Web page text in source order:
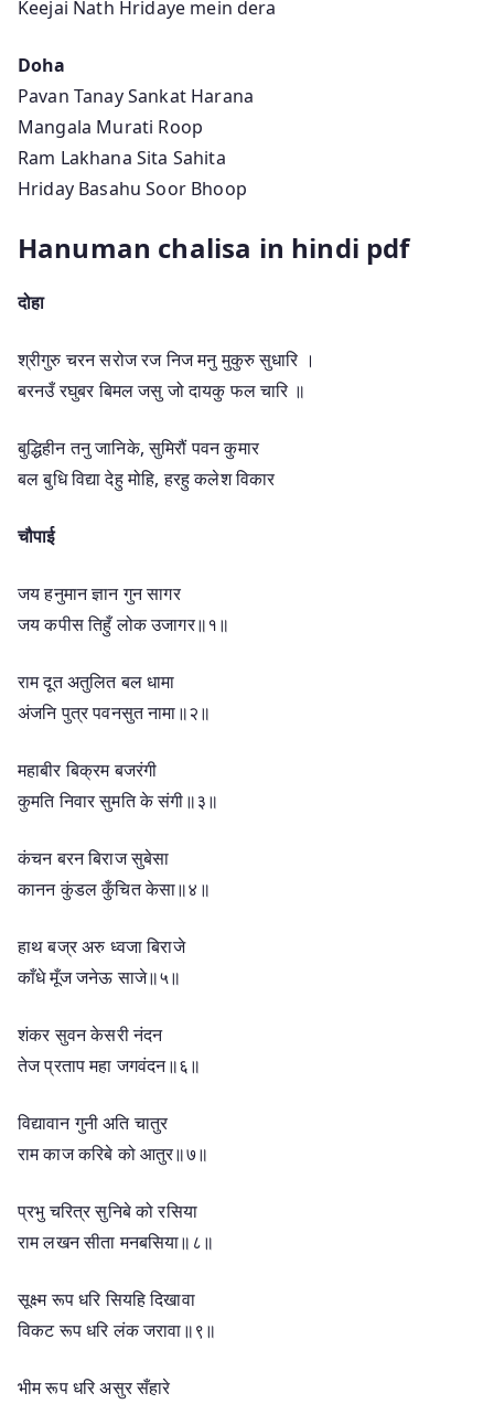
Keejai Nath Hridaye mein dera
Doha
Pavan Tanay Sankat Harana
Mangala Murati Roop
Ram Lakhana Sita Sahita
Hriday Basahu Soor Bhoop
Hanuman chalisa in hindi pdf
दोहा
श्रीगुरु चरन सरोज रज निज मनु मुकुरु सुधारि ।
बरनउँ रघुबर बिमल जसु जो दायकु फल चारि ॥
बुद्धिहीन तनु जानिके, सुमिरौं पवन कुमार
बल बुधि विद्या देहु मोहि, हरहु कलेश विकार
चौपाई
जय हनुमान ज्ञान गुन सागर
जय कपीस तिहुँ लोक उजागर॥१॥
राम दूत अतुलित बल धामा
अंजनि पुत्र पवनसुत नामा॥२॥
महाबीर बिक्रम बजरंगी
कुमति निवार सुमति के संगी॥३॥
कंचन बरन बिराज सुबेसा
कानन कुंडल कुँचित केसा॥४॥
हाथ बज्र अरु ध्वजा बिराजे
काँधे मूँज जनेऊ साजे॥५॥
शंकर सुवन केसरी नंदन
तेज प्रताप महा जगवंदन॥६॥
विद्यावान गुनी अति चातुर
राम काज करिबे को आतुर॥७॥
प्रभु चरित्र सुनिबे को रसिया
राम लखन सीता मनबसिया॥८॥
सूक्ष्म रूप धरि सियहि दिखावा
विकट रूप धरि लंक जरावा॥९॥
भीम रूप धरि असुर सँहारे